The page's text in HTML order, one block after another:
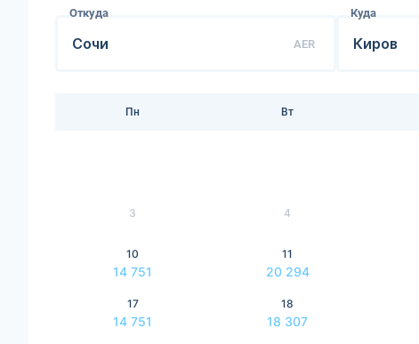
Откуда
AER
Куда
Пн Вт
3 4
10
14 751
11
20 294
17
14 751
18
18 307